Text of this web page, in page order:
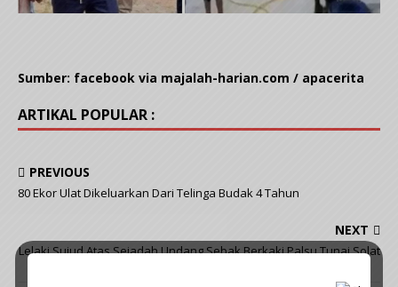
Sumber: facebook via majalah-harian.com / apacerita
ARTIKAL POPULAR :
PREVIOUS
80 Ekor Ulat Dikeluarkan Dari Telinga Budak 4 Tahun
NEXT
Lelaki Sujud Atas Sejadah Undang Sebak,Berkaki Palsu Tunai Solat